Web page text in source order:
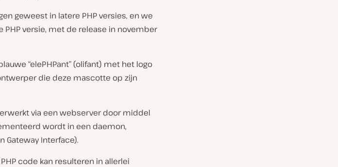
geweest in latere PHP versies, en we
versie, met de release in november
“elePHPant” (olifant) met het logo
die deze mascotte op zijn
via een webserver door middel
wordt in een daemon,
Gateway Interface).
code kan resulteren in allerlei